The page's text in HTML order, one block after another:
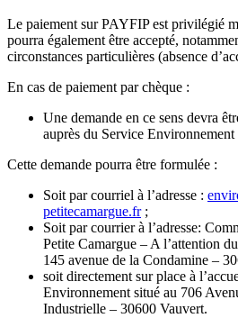
Le paiement sur PAYFIP est privilégié
pourra également être accepté,
circonstances particulières (absence
En cas de paiement par chèque :
Une demande en ce sens devra
auprès du Service
Cette demande pourra être formulée :
Soit par courriel à l’adresse :
petitecamargue.fr;
Soit par courrier à l’adresse:
Petite Camargue – A l’attention
145 avenue de la Condamine –
soit directement sur place à
Environnement situé au 706
Industrielle – 30600 Vauvert.